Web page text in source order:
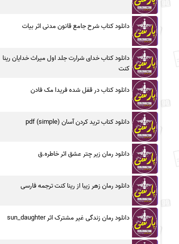
دانلود کتاب شرح جامع قانون مدنی اثر بیات
دانلود کتاب خدای شرارت جلد اول میراث خدایان رینا
کنت
دانلود کتاب در قفل شده فریدا مک فادن
دانلود کتاب ترید کردن آسان (simple) pdf
دانلود رمان زیر چتر عشق اثر خاطره.ق
دانلود رمان زهر زیبا از رینا کنت ترجمه فارسی
دانلود رمان زندگی غیر مشترک اثر sun_daughter